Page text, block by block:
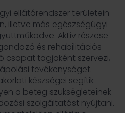
ellátórendszer területein
illetve más egészségügyi
Aktív részese
és rehabilitációs
csapat tagjaként szervezi,
tevékenységet.
készségei segítik
a beteg szükségleteinek
szolgáltatást nyújtani.